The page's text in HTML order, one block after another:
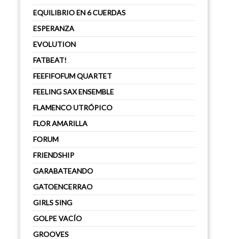
EQUILIBRIO EN 6 CUERDAS
ESPERANZA
EVOLUTION
FATBEAT!
FEEFIFOFUM QUARTET
FEELING SAX ENSEMBLE
FLAMENCO UTRÓPICO
FLOR AMARILLA
FORUM
FRIENDSHIP
GARABATEANDO
GATOENCERRAO
GIRLS SING
GOLPE VACÍO
GROOVES